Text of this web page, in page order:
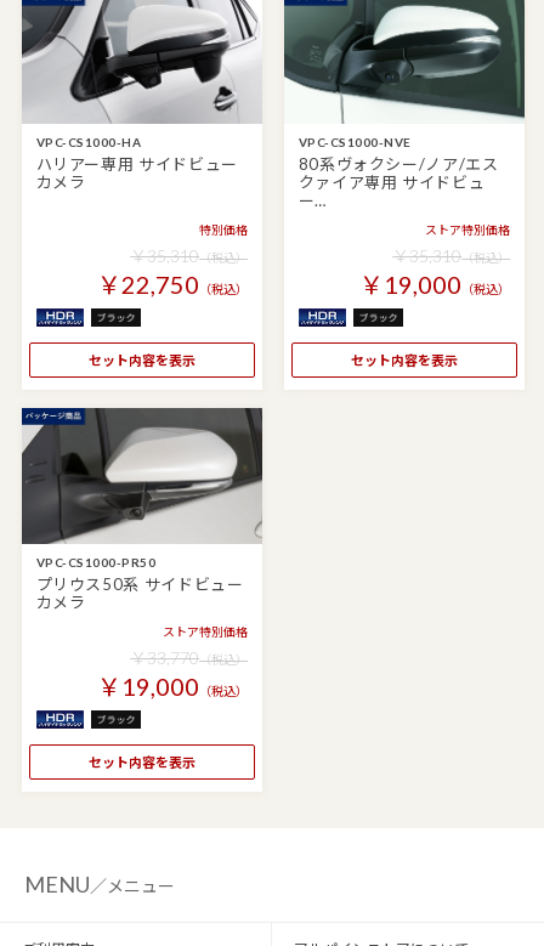
VPC-CS1000-HA
ハリアー専用 サイドビュー
カメラ
特別価格
￥35,310（税込）
￥22,750 （税込）
セット内容を表示
VPC-CS1000-NVE
80系ヴォクシー/ノア/エス
クァイア専用 サイドビュ
ー…
ストア特別価格
￥35,310（税込）
￥19,000 （税込）
セット内容を表示
VPC-CS1000-PR50
プリウス50系 サイドビュー
カメラ
ストア特別価格
￥33,770（税込）
￥19,000 （税込）
セット内容を表示
MENU／メニュー